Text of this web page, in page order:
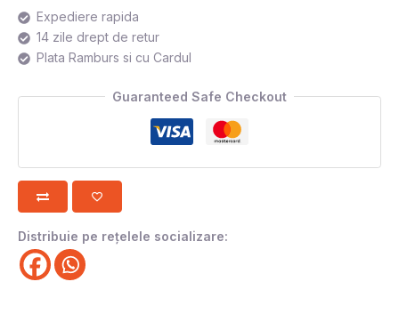
Expediere rapida
14 zile drept de retur
Plata Ramburs si cu Cardul
Guaranteed Safe Checkout
Distribuie pe rețelele socializare: